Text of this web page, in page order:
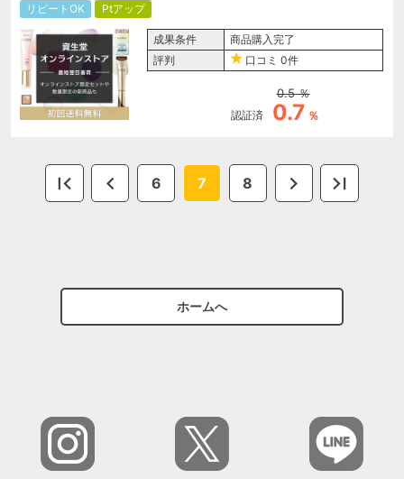
リピートOK Ptアップ
成果条件
商品購入完了
評判
口コミ 0件
認証済
0.5 ％
0.7 ％
6 7 8
ホームへ